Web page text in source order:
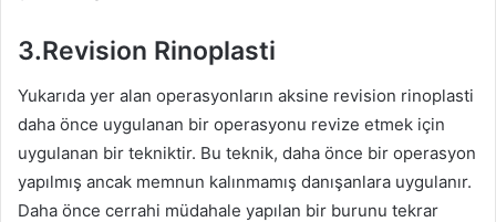
3.Revision Rinoplasti
Yukarıda yer alan operasyonların aksine revision rinoplasti
daha önce uygulanan bir operasyonu revize etmek için
uygulanan bir tekniktir. Bu teknik, daha önce bir operasyon
yapılmış ancak memnun kalınmamış danışanlara uygulanır.
Daha önce cerrahi müdahale yapılan bir burunu tekrar